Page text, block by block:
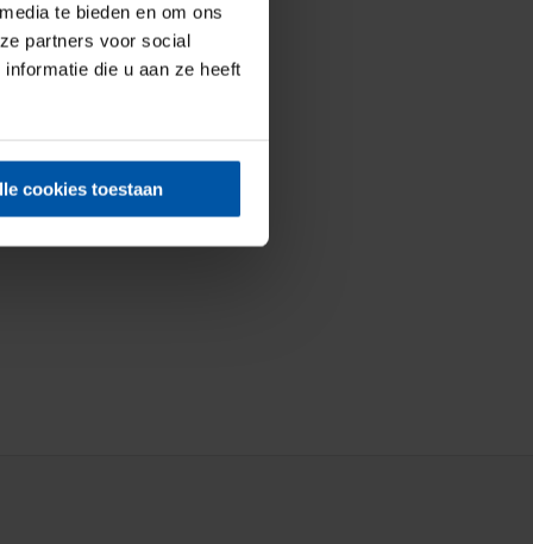
te bieden en om ons
partners voor social
die u aan ze heeft
cookies toestaan